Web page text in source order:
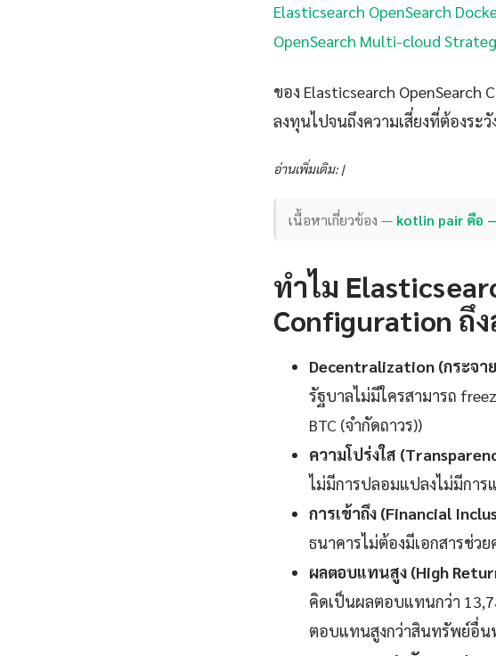
Elasticsearch OpenSearch
OpenSearch Multi-cloud
ของ Elasticsearch
ลงทุนไปจนถึงความเสี่ยงที่ต้องระ
อ่านเพิ่มเติม: |
เนื้อหาเกี่ยวข้อง — kotlin pair คือ
ทำไม
Configuration ถึ
Decentralization (กระจา
รัฐบาลไม่มีใครสามารถ
BTC (จำกัดถาวร))
ความโปร่งใส
ไม่มีการปลอมแปลงไม่มีการ
การเข้าถึง (Financial
ธนาคารไม่ต้องมีเอกสารช่
ผลตอบแทนสูง (High
คิดเป็นผลตอบแทนกว่า
ตอบแทนสูงกว่าสินทรัพย์อื่น